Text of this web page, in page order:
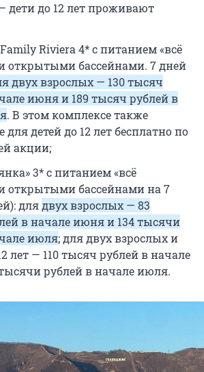
дети до 12 лет проживают
Riviera 4* с питанием «всё
открытыми бассейнами. 7 дней
двух взрослых — 130 тысяч
июня и 189 тысяч рублей в
. В этом комплексе также
детей до 12 лет бесплатно по
акции;
3* с питанием «всё
открытыми бассейнами на 7
длядвух взрослых — 83
в начале июня и 134 тысячи
июля; для двух взрослых и
лет — 110 тысяч рублей в начале
рублей в начале июля.